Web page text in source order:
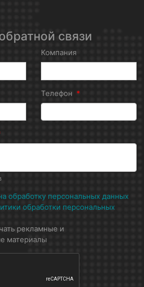
связи
Компания
Телефон *
обработку персональных данных
обработки персональных
рекламные и
материалы